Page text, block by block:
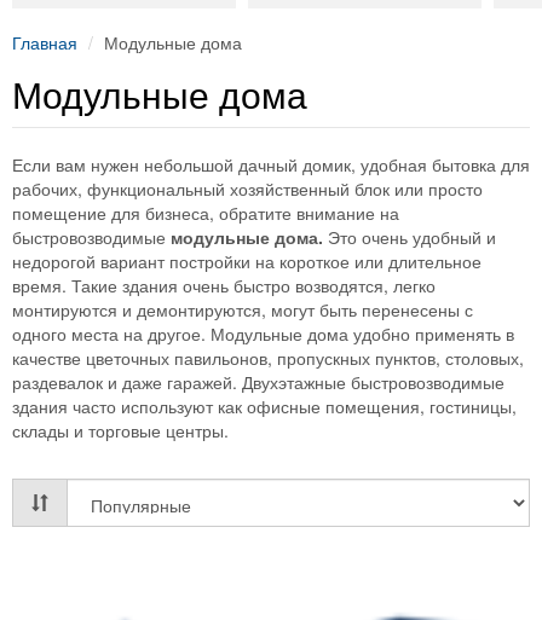
Главная Модульные дома
Модульные дома
Если вам нужен небольшой дачный домик, удобная бытовка для
рабочих, функциональный хозяйственный блок или просто
помещение для бизнеса, обратите внимание на
быстровозводимые модульные дома. Это очень удобный и
недорогой вариант постройки на короткое или длительное
время. Такие здания очень быстро возводятся, легко
монтируются и демонтируются, могут быть перенесены с
одного места на другое. Модульные дома удобно применять в
качестве цветочных павильонов, пропускных пунктов, столовых,
раздевалок и даже гаражей. Двухэтажные быстровозводимые
здания часто используют как офисные помещения, гостиницы,
склады и торговые центры.